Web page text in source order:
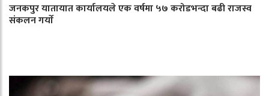
जनकपुर यातायात कार्यालयले एक वर्षमा ५७ करोडभन्दा बढी राजस्व
संकलन गर्याे